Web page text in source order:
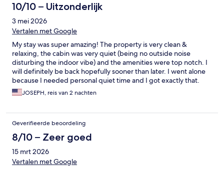
10/10 – Uitzonderlijk
3 mei 2026
Vertalen met Google
My stay was super amazing! The property is very clean &
relaxing, the cabin was very quiet (being no outside noise
disturbing the indoor vibe) and the amenities were top notch. I
will definitely be back hopefully sooner than later. I went alone
because I needed personal quiet time and I got exactly that.
This is perfect for couples looking for quality time together, the
place gives a healthy intimate vibe. Also while here, I like to hike.
must, the views are breathtaking. After that hike coming back to
a cozy room, hot tub or a nice fire ends the day perfectly.
JOSEPH, reis van 2 nachten
Geverifieerde beoordeling
8/10 – Zeer goed
15 mrt 2026
Vertalen met Google